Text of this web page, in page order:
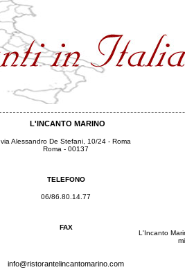
L'INCANTO MARINO
via Alessandro De Stefani, 10/24 - Roma
Roma - 00137
TELEFONO
06/86.80.14.77
FAX
info@ristorantelincantomarino.com
L'Incanto